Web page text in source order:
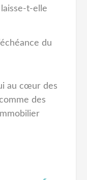
t-elle
du
au cœur des
des